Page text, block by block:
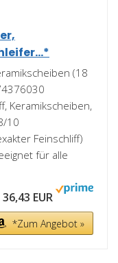
(18
Keramikscheiben,
10
Feinschliff)
für alle
36,43 EUR
*Zum Angebot »